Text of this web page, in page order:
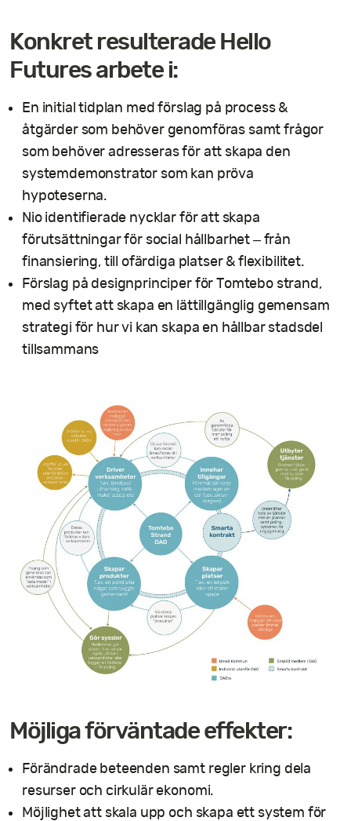
Konkret resulterade Hello
Futures arbete i:
En initial tidplan med förslag på process &
åtgärder som behöver genomföras samt frågor
som behöver adresseras för att skapa den
systemdemonstrator som kan pröva
hypoteserna.
Nio identifierade nycklar för att skapa
förutsättningar för social hållbarhet – från
finansiering, till ofärdiga platser & flexibilitet.
Förslag på designprinciper för Tomtebo strand,
med syftet att skapa en lättillgänglig gemensam
strategi för hur vi kan skapa en hållbar stadsdel
tillsammans
Möjliga förväntade effekter:
Förändrade beteenden samt regler kring dela
resurser och cirkulär ekonomi.
Möjlighet att skala upp och skapa ett system för